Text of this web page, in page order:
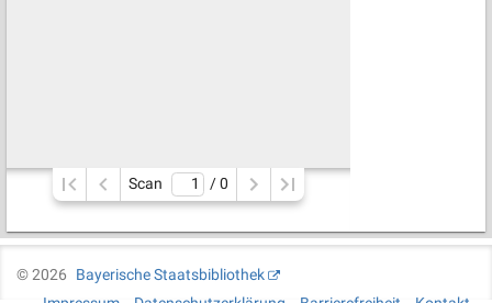
Scan / 0
©2026
Bayerische Staatsbibliothek